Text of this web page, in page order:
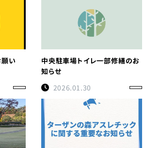
い
中央駐車場トイレ一部修繕のお
知らせ
2026.01.30